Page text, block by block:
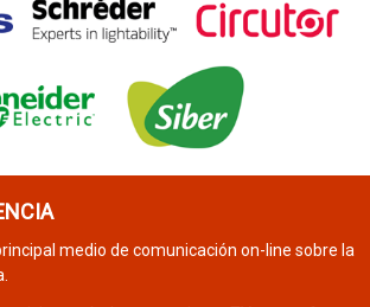
medio de comunicación on-line sobre la